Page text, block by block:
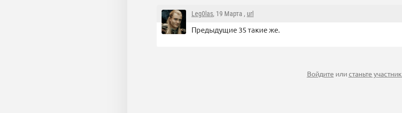
Leg0las, 19 Марта , url
Предыдущие 35 такие же.
Войдите илистаньте